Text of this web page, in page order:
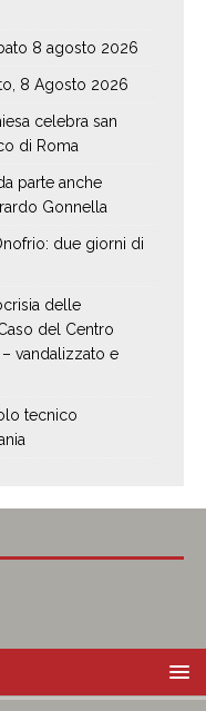
8 agosto 2026
8 Agosto 2026
celebra san
di Roma
parte anche
Gonnella
due giorni di
delle
del Centro
vandalizzato e
tecnico